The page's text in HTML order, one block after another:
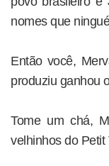
nomes que
Então você,
produziu ganhou
Tome um chá,
velhinhos do Petit